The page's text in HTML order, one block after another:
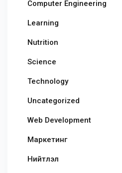
Computer Engineering
Learning
Nutrition
Science
Technology
Uncategorized
Web Development
Маркетинг
Нийтлэл